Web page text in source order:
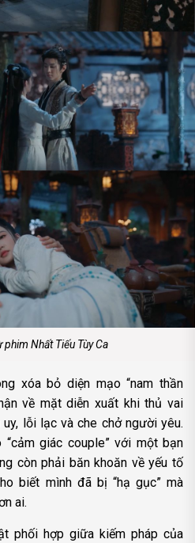
Nhất Tiếu Tùy Ca
xóa bỏ diện mạo “nam thần
về mặt diễn xuất khi thủ vai
lỗi lạc và che chở người yêu.
“cảm giác couple” với một bạn
còn phải băn khoăn về yếu tố
biết mình đã bị “hạ gục” mà
ai.
phối hợp giữa kiếm pháp của